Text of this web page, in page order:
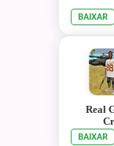
BAIXAR
Real
BAIXAR